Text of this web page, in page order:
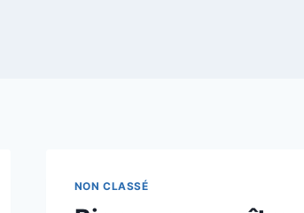
NON CLASSÉ